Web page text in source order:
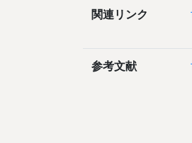
関連リンク
参考文献